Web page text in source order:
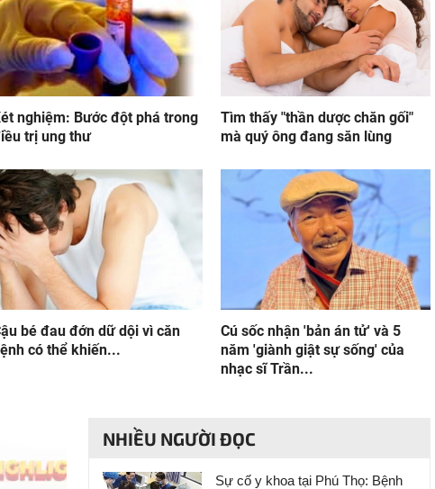
nghiệm: Bước đột phá trong
trị ung thư
Tìm thấy "thần dược chăn gối"
mà quý ông đang săn lùng
bé đau đớn dữ dội vì căn
có thể khiến...
Cú sốc nhận 'bản án tử' và 5
năm 'giành giật sự sống' của
nhạc sĩ Trần...
NHIỀU NGƯỜI ĐỌC
Sự cố y khoa tại Phú Thọ: Bệnh